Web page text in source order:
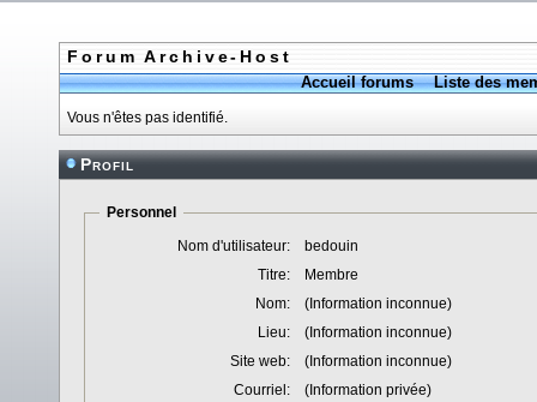
Forum Archive-Host
Accueil forums Liste des
Vous n'êtes pas identifié.
Profil
Personnel
Nom d'utilisateur:
bedouin
Titre:
Membre
Nom:
(Information inconnue)
Lieu:
(Information inconnue)
Site web:
(Information inconnue)
Courriel:
(Information privée)